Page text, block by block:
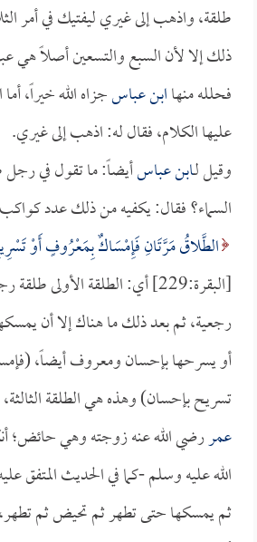
طلقة، واذهب إلى غيري ليفتيك في أمر
ذلك إلا لأن السبع والتسعين أصلاً هي
فحلله منهاابن عباسجزاه الله خيراً،
عليها الكلام، فقال له: اذهب إلى غيري.
وقيل لـابن عباسأيضاً: ما تقول في رجل
السماء؟ فقال: يكفيه من ذلك عدد كواكب
الطَّلاقُ مَرَّتَانِ فَإِمْسَاكٌ بِمَعْرُوفٍ أَوْ
[البقرة:229] أي: الطلقة الأولى
رجعية، ثم بعد ذلك ما هناك إلا أن
أو يسرحها بإحسان ومعروف أيضاً،
تسريح بإحسان) وهذه هي الطلقة
عمررضي الله عنه زوجته وهي حائض؛
الله عليه وسلم -كما في الحديث المتفق
ثم يمسكها حتى تطهر ثم تحيض ثم